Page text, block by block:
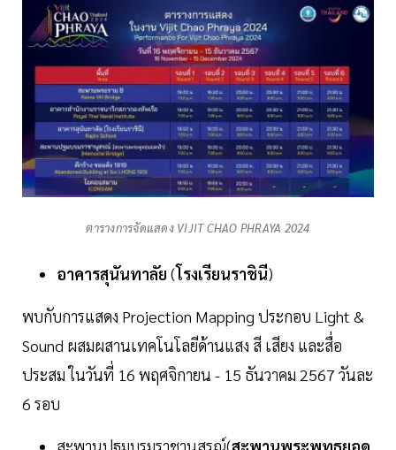
ตารางการจัดแสดง VIJIT CHAO PHRAYA 2024
อาคารสุนันทาลัย (โรงเรียนราชินี)
พบกับการแสดง Projection Mapping ประกอบ Light &
Sound ผสมผสานเทคโนโลยีด้านแสง สี เสียง และสื่อ
ประสม ในวันที่ 16 พฤศจิกายน - 15 ธันวาคม 2567 วันละ
6 รอบ